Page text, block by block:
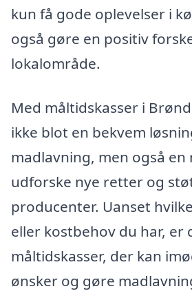
kun få gode oplevelser i
også gøre en positiv
lokalområde.
Med måltidskasser i
ikke blot en bekvem
madlavning, men også
udforske nye retter og
producenter. Uanset
eller kostbehov du har, er
måltidskasser, der kan
ønsker og gøre